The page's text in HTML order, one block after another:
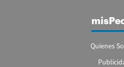
Quienes